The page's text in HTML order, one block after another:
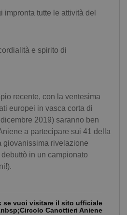
impronta tutte le attività del
e spirito di
recente, con la ventesima
europei in vasca corta di
2019) saranno ben
a partecipare sui 41 della
giovanissima rivelazione
in un campionato
se vuoi visitare il sito ufficiale
Canottieri Aniene
a secco"Scarica l'Ebook
Gratuito